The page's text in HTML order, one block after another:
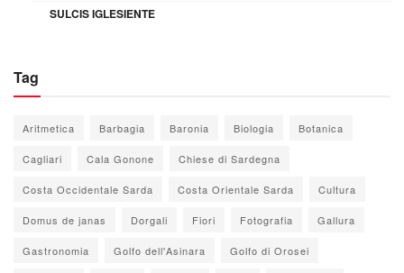
SULCIS IGLESIENTE
Tag
Aritmetica Barbagia Baronia Biologia Botanica
Cagliari Cala Gonone Chiese di Sardegna
Costa Occidentale Sarda Costa Orientale Sarda Cultura
Domus de janas Dorgali Fiori Fotografia Gallura
Gastronomia Golfo dell'Asinara Golfo di Orosei